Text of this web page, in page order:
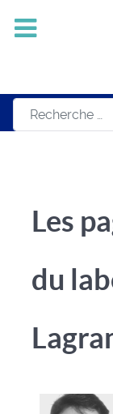
Rechercher
Les
du